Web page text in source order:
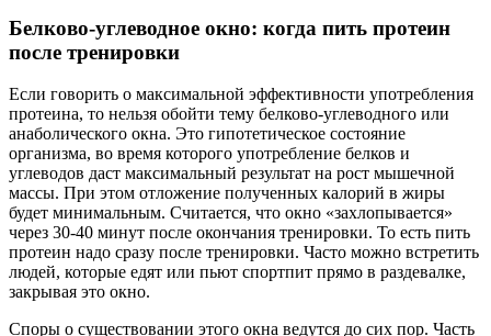
Белково-углеводное окно: когда пить протеин
после тренировки
Если говорить о максимальной эффективности употребления
протеина, то нельзя обойти тему белково-углеводного или
анаболического окна. Это гипотетическое состояние
организма, во время которого употребление белков и
углеводов даст максимальный результат на рост мышечной
массы. При этом отложение полученных калорий в жиры
будет минимальным. Считается, что окно «захлопывается»
через 30-40 минут после окончания тренировки. То есть пить
протеин надо сразу после тренировки. Часто можно встретить
людей, которые едят или пьют спортпит прямо в раздевалке,
закрывая это окно.
Споры о существовании этого окна ведутся до сих пор. Часть